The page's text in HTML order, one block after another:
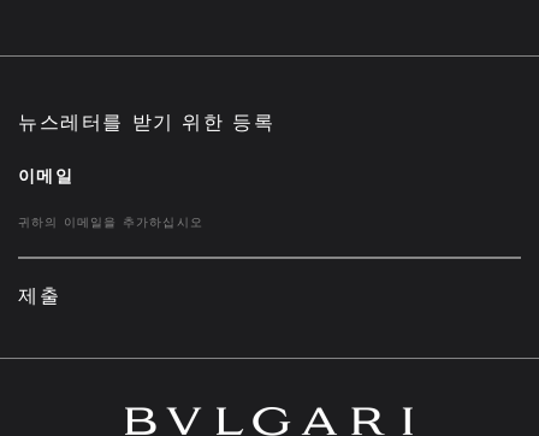
뉴스레터를 받기 위한 등록
이메일
제출